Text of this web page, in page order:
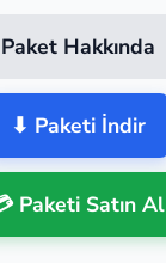
Paket Hakkında
⬇ Paketi İndir
Paketi Satın Al